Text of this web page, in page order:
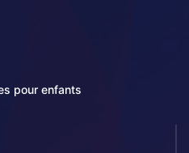
pour enfants